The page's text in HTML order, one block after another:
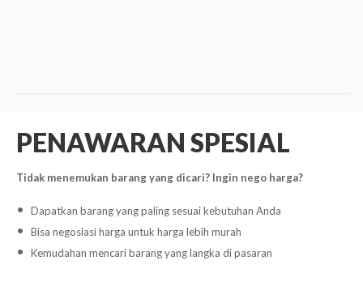
PENAWARAN SPESIAL
Tidak menemukan barang yang dicari? Ingin nego harga?
Dapatkan barang yang paling sesuai kebutuhan Anda
Bisa negosiasi harga untuk harga lebih murah
Kemudahan mencari barang yang langka di pasaran